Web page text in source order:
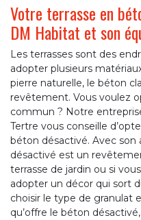
Votre terrasse en
DM Habitat et son
Les terrasses sont des
adopter plusieurs
pierre naturelle, le béton
revêtement. Vous voulez
commun ? Notre
Tertre vous conseille
béton désactivé. Avec son
désactivé est un
terrasse de jardin ou si
adopter un décor qui sort
choisir le type de granulat
qu’offre le béton